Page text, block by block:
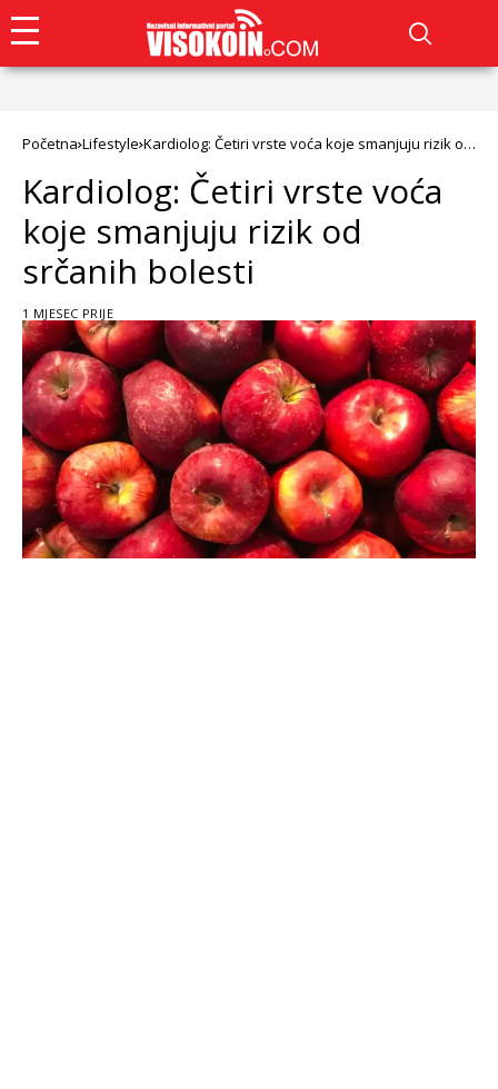
Početna Lifestyle Kardiolog: Četiri vrste voća koje smanjuju rizik od
Kardiolog: Četiri vrste voća
koje smanjuju rizik od
srčanih bolesti
1 MJESEC PRIJE